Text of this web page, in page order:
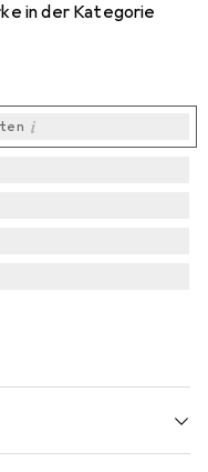
in der Kategorie
i